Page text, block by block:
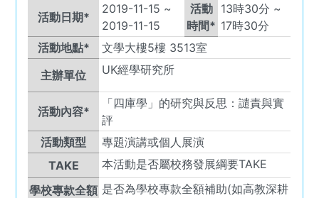
活動日期*
2019-11-15 ~
2019-11-15
活動
時間*
13時30
分 ~
17時30分
活動地點*
文學大樓5樓 3513室
主辦單位
UK經學研究所
活動內容*
「四庫學」的研究與反思：譴責與實
評
活動類型
專題演講或個人展演
TAKE
本活動是否屬校務發展綱要TAKE
學校專款全額 是否為學校專款全額補助(如高教深耕